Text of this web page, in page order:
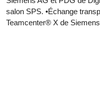
salon SPS. •Échange
Teamcenter® X de